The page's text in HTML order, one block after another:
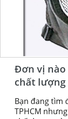
Đơn vị nào
chất lượng
Bạn đang tìm
TPHCM